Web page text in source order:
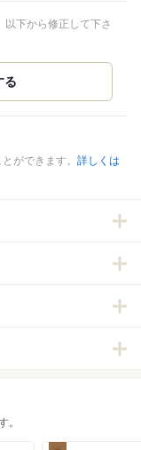
下から修正して下さ
ができます。 詳しくは
。